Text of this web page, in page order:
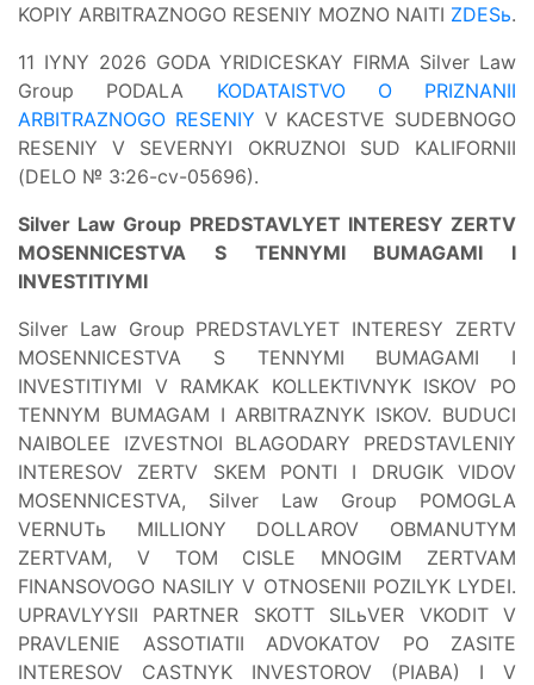
KOPIY ARBITRAZNOGO RESENIY MOZNO NAITI ZDESь.
11 IYNY 2026 GODA YRIDICESKAY FIRMA Silver Law
Group PODALA KODATAISTVO O PRIZNANII
ARBITRAZNOGO RESENIY V KACESTVE SUDEBNOGO
RESENIY V SEVERNYI OKRUZNOI SUD KALIFORNII
(DELO № 3:26-cv-05696).
Silver Law Group PREDSTAVLYET INTERESY ZERTV
MOSENNICESTVA S TENNYMI BUMAGAMI I
INVESTITIYMI
Silver Law Group PREDSTAVLYET INTERESY ZERTV
MOSENNICESTVA S TENNYMI BUMAGAMI I
INVESTITIYMI V RAMKAK KOLLEKTIVNYK ISKOV PO
TENNYM BUMAGAM I ARBITRAZNYK ISKOV. BUDUCI
NAIBOLEE IZVESTNOI BLAGODARY PREDSTAVLENIY
INTERESOV ZERTV SKEM PONTI I DRUGIK VIDOV
MOSENNICESTVA, Silver Law Group POMOGLA
VERNUTь MILLIONY DOLLAROV OBMANUTYM
ZERTVAM, V TOM CISLE MNOGIM ZERTVAM
FINANSOVOGO NASILIY V OTNOSENII POZILYK LYDEI.
UPRAVLYYSII PARTNER SKOTT SILьVER VKODIT V
PRAVLENIE ASSOTIATII ADVOKATOV PO ZASITE
INTERESOV CASTNYK INVESTOROV (PIABA) I V